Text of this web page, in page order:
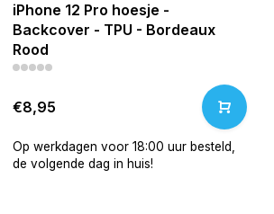
iPhone 12 Pro hoesje -
Backcover - TPU - Bordeaux
Rood
€8,95
Op werkdagen voor 18:00 uur besteld,
de volgende dag in huis!